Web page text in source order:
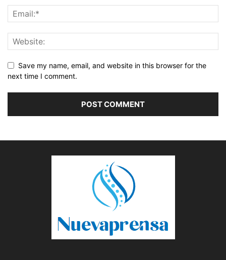
Save my name, email, and website in this browser for the
next time I comment.